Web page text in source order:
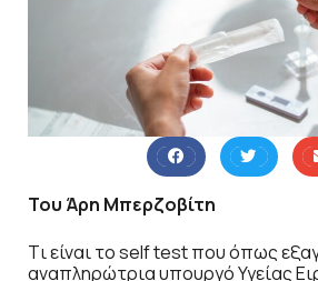
Του Άρη Μπερζοβίτη
Tι είναι το self test που όπως
αναπληρώτρια υπουργό Υγείας